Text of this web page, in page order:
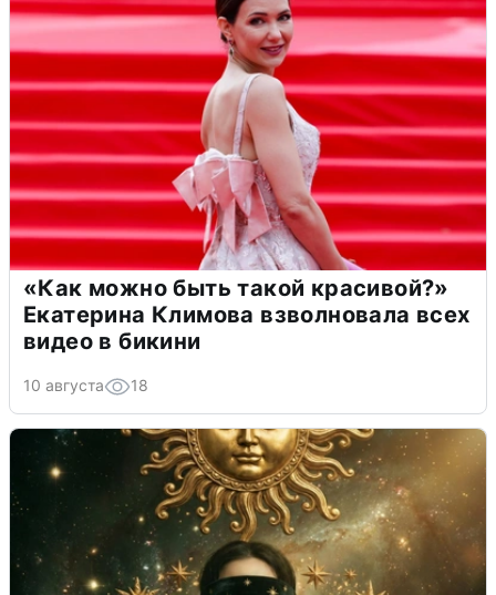
«Как можно быть такой красивой?»
Екатерина Климова взволновала всех
видео в бикини
10 августа 18